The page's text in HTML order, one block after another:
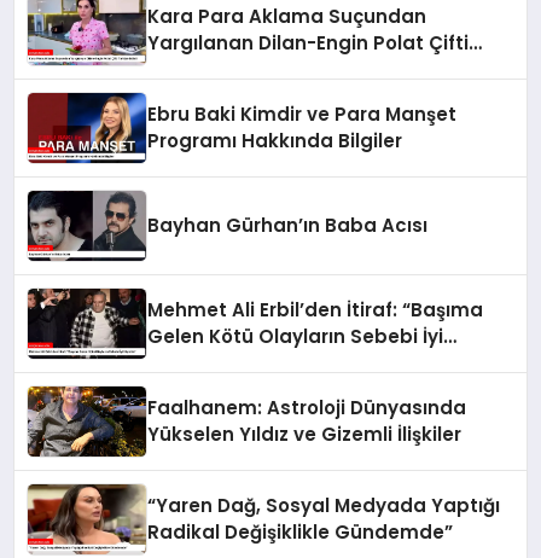
Kara Para Aklama Suçundan
Yargılanan Dilan-Engin Polat Çifti
Ebru Baki Kimdir ve Para Manşet
Programı Hakkında Bilgiler
Bayhan Gürhan’ın Baba Acısı
Mehmet Ali Erbil’den İtiraf: “Başıma
Gelen Kötü Olayların Sebebi İyi
Faalhanem: Astroloji Dünyasında
Yükselen Yıldız ve Gizemli İlişkiler
“Yaren Dağ, Sosyal Medyada Yaptığı
Radikal Değişiklikle Gündemde”